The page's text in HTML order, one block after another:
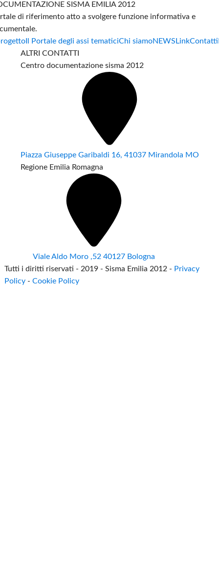
SISMA EMILIA 2012
di riferimento atto a svolgere funzione informativa e
Il Portale degli assi tematiciChi siamoNEWS LinkContatti
ALTRI CONTATTI
Centro documentazione sisma 2012
Piazza Giuseppe Garibaldi 16, 41037 Mirandola MO
Regione Emilia Romagna
Viale Aldo Moro ,52 40127 Bologna
Tutti i diritti riservati - 2019 - Sisma Emilia 2012 - Privacy
Policy -Cookie Policy